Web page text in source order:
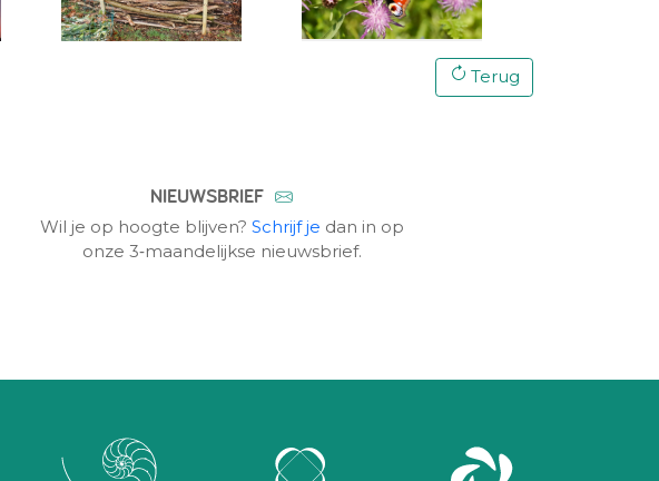
Terug
NIEUWSBRIEF
Wil je op hoogte blijven? Schrijf je dan in op
onze 3‑maandelijkse nieuwsbrief.